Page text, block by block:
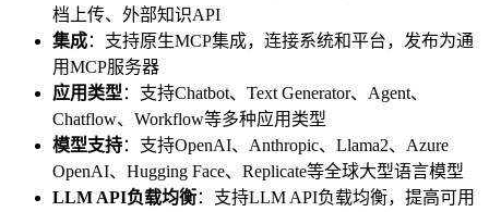
档上传、外部知识API
集成：支持原生MCP集成，连接系统和平台，发布为通
用MCP服务器
应用类型 ：支持Chatbot、Text Generator、Agent、
Chatflow、Workflow等多种应用类型
模型支持：支持OpenAI、Anthropic、Llama2、Azure
OpenAI、Hugging Face、Replicate等全球大型语言模型
LLM API负载均衡：支持LLM API负载均衡，提高可用